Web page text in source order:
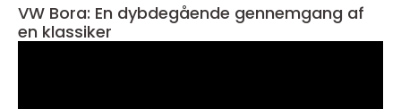
VW Bora: En dybdegående gennemgang af
en klassiker